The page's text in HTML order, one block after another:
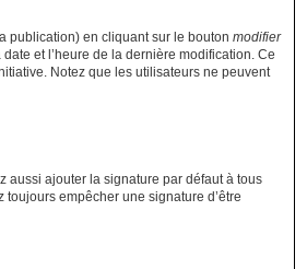
publication) en cliquant sur le bouton modifier
et l’heure de la dernière modification. Ce
Notez que les utilisateurs ne peuvent
aussi ajouter la signature par défaut à tous
toujours empêcher une signature d’être